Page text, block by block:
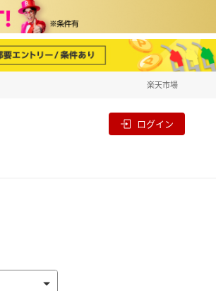
楽天市場
ログイン